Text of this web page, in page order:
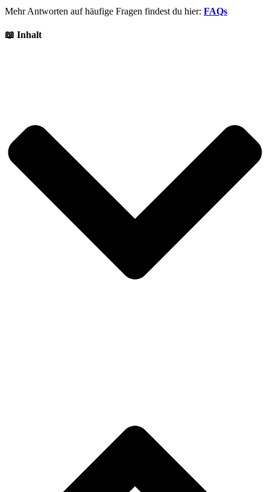
Mehr Antworten auf häufige Fragen findest du hier: FAQs
📖 Inhalt